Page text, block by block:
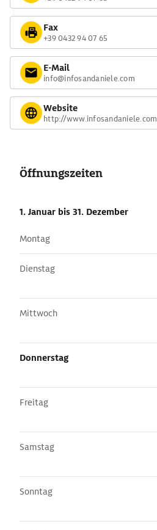
Fax
+39 0432 94 07 65
E-Mail
info@infosandaniele.com
Website
http://www.infosandaniele.com
Öffnungszeiten
1. Januar bis 31. Dezember
Montag
Dienstag
Mittwoch
Donnerstag
Freitag
Samstag
Sonntag